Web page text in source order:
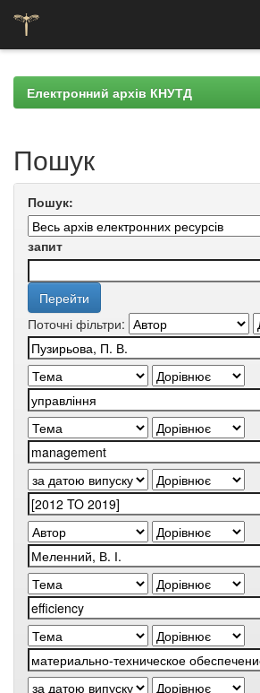
navigationЕлектронний архів КНУТД
Пошук
Пошук:
запит
Поточні фільтри: